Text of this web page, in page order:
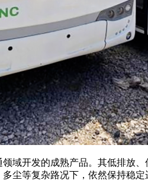
域开发的成熟产品。其低排放
尘等复杂路况下，依然保持稳